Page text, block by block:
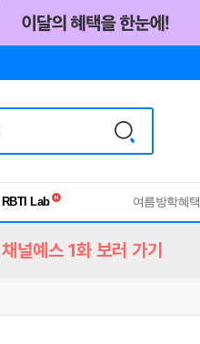
RBTI Lab
독서유형검사
여름방학혜택
채널예스 1화 보러 가기